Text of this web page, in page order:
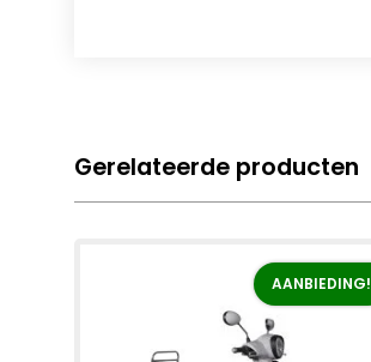
Gerelateerde producten
AANBIEDING!